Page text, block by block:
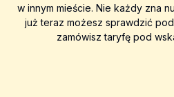
w innym mieście. Nie każdy zna
już teraz możesz sprawdzić
zamówisz taryfę pod